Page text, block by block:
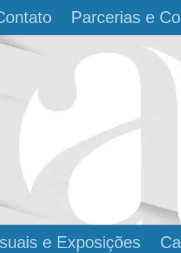
Parcerias e
e Exposições